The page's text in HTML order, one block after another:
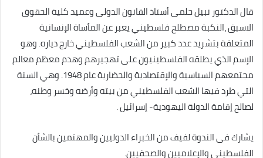
قال الدكتور نبيل حلمى أستاذ القانون الدولى وعميد كلية الحقوق
الاسبق ،النكبة مصطلح فلسطيني يعبر عن المأساة الإنسانية
المتعلقة بتشريد عدد كبير من الشعب الفلسطيني خارج دياره. وهو
الإسم الذي يطلقه الفلسطينيون على تهجيرهم وهدم معظم معالم
مجتمعهم السياسية والإقتصادية والحضارية عام 1948. وهي السنة
التي طرد فيها الشعب الفلسطيني من بيته وأرضه وخسر وطنه،
لصالح إقامة الدولة اليهودية- إسرائيل .
يشارك فى الندوة لفيف من الخبراء الدوليين والمهتمين بالشأن
الفلسطينى والإعلاميين والصحفيين.